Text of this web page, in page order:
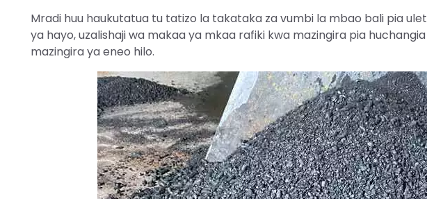
Mradi huu haukutatua tu tatizo la takataka za vumbi la mbao bali pia
ya hayo, uzalishaji wa makaa ya mkaa rafiki kwa mazingira pia
mazingira ya eneo hilo.